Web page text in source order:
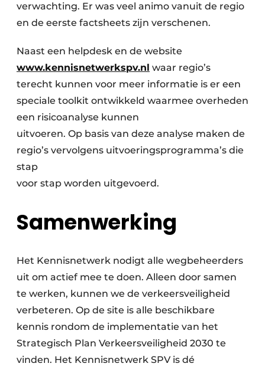
verwachting. Er was veel animo vanuit de regio
en de eerste factsheets zijn verschenen.
Naast een helpdesk en de website
www.kennisnetwerkspv.nl waar regio’s
terecht kunnen voor meer informatie is er een
speciale toolkit ontwikkeld waarmee overheden
een risicoanalyse kunnen
uitvoeren. Op basis van deze analyse maken de
regio’s vervolgens uitvoeringsprogramma’s die
stap
voor stap worden uitgevoerd.
Samenwerking
Het Kennisnetwerk nodigt alle wegbeheerders
uit om actief mee te doen. Alleen door samen
te werken, kunnen we de verkeersveiligheid
verbeteren. Op de site is alle beschikbare
kennis rondom de implementatie van het
Strategisch Plan Verkeersveiligheid 2030 te
vinden. Het Kennisnetwerk SPV is dé